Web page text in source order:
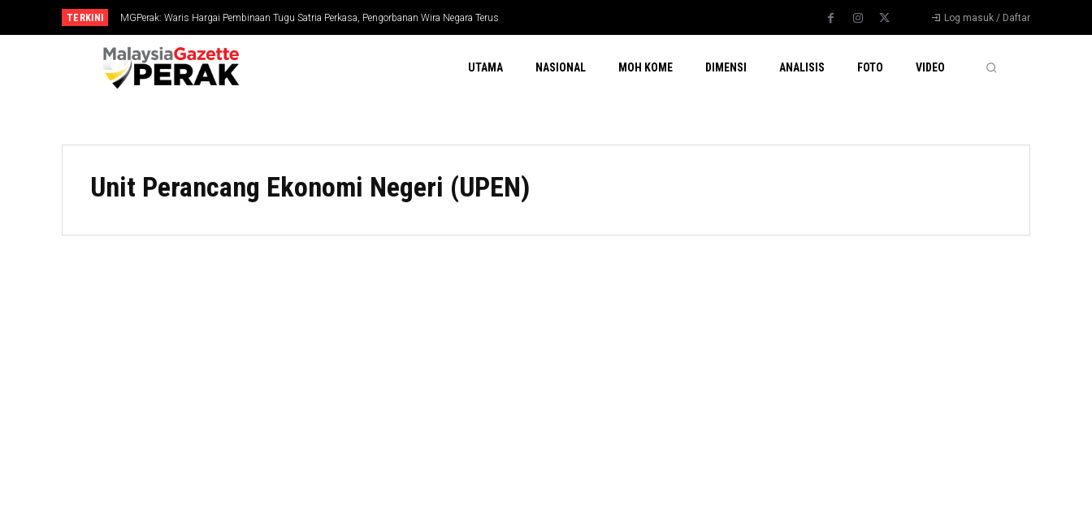
TERKINI
MGPerak: Waris Hargai Pembinaan Tugu Satria Perkasa, Pengorbanan Wira Negara Terus
Dikenang
Log masuk / Daftar
UTAMA NASIONAL MOH KOME DIMENSI ANALISIS FOTO VIDEO
Unit Perancang Ekonomi Negeri (UPEN)